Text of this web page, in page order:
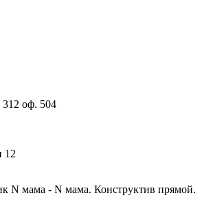
оф. 504
12
N мама - N мама. Конструктив прямой.